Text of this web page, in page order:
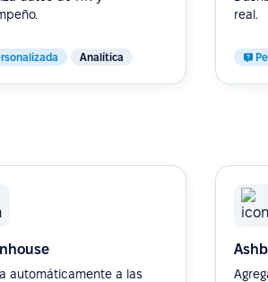
Analítica
real.
automáticamente a las